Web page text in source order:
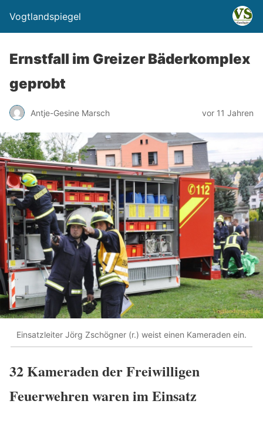
Vogtlandspiegel
Ernstfall im Greizer Bäderkomplex
geprobt
Antje-Gesine Marsch vor 11 Jahren
Einsatzleiter Jörg Zschögner (r.) weist einen Kameraden ein.
32 Kameraden der Freiwilligen
Feuerwehren waren im Einsatz